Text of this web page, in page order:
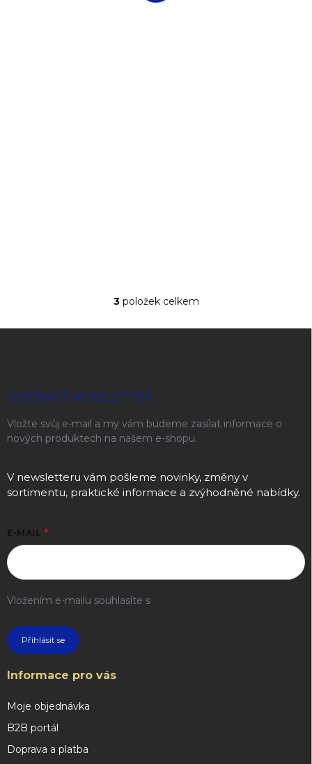
Ovládací prvky výpisu
3položek celkem
ODEBÍRAT NEWSLETTER
Vložte svůj e-mail a my vám budeme zasílat informace o
nových produktech na našem e-shopu.
V newsletteru vám pošleme novinky, změny v
sortimentu, praktické informace a zvýhodněné nabídky.
E-MAIL
Vložením e-mailu souhlasíte s
Přihlásit se
Informace pro vás
Moje objednávka
B2B portál
Doprava a platba